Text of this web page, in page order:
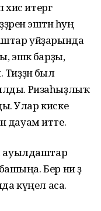
хис итергә
эштән һуң
уйҙарында
эшкә барҙы,
был
Ризаһыҙлыҡ
Улар киске
дауам итте.
ауылдаштар
Бер ни ҙә
күңел аса.